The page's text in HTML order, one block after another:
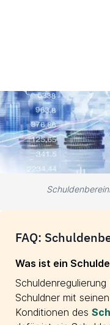
FAQ:
Was ist ein
Schuldner mit seinen
Konditionen des